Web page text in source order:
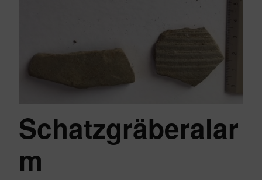
Schatzgräberalar
m